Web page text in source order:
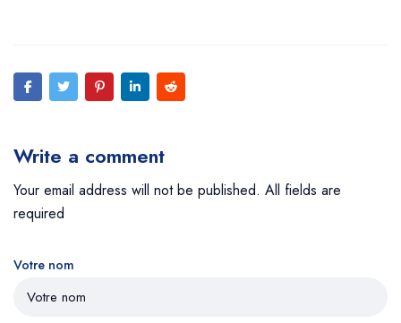
Write a comment
Your email address will not be published. All fields are
required
Votre nom